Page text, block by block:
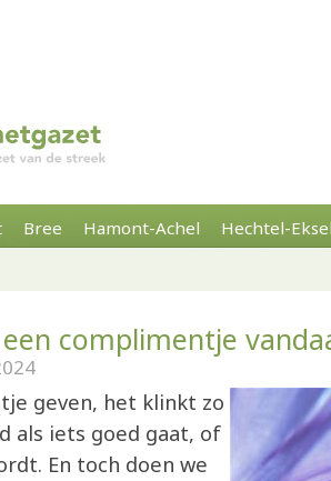
Bree Hamont-Achel Hechtel-
complimentje
geven, het klinkt zo
als iets goed gaat, of
En toch doen we